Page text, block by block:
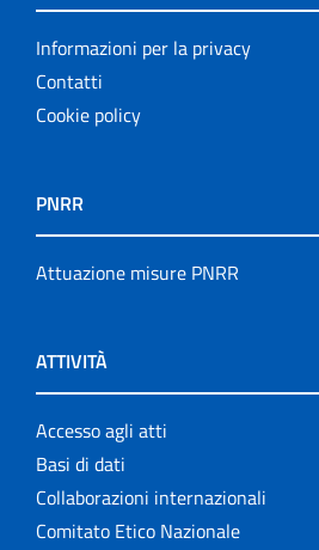
Informazioni per la privacy
Contatti
Cookie policy
PNRR
Attuazione misure PNRR
ATTIVITÀ
Accesso agli atti
Basi di dati
Collaborazioni internazionali
Comitato Etico Nazionale